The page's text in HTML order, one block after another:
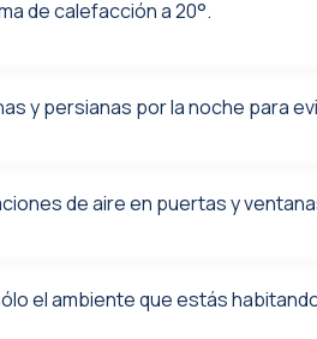
de calefacción a 20°.
y persianas por la noche para
de aire en puertas y
el ambiente que estás